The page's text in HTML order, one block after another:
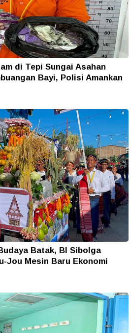
di Tepi Sungai Asahan
Bayi, Polisi Amankan
Batak, BI Sibolga
Jou Mesin Baru Ekonomi